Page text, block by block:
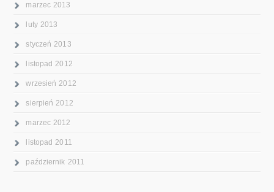
marzec 2013
luty 2013
styczeń 2013
listopad 2012
wrzesień 2012
sierpień 2012
marzec 2012
listopad 2011
październik 2011